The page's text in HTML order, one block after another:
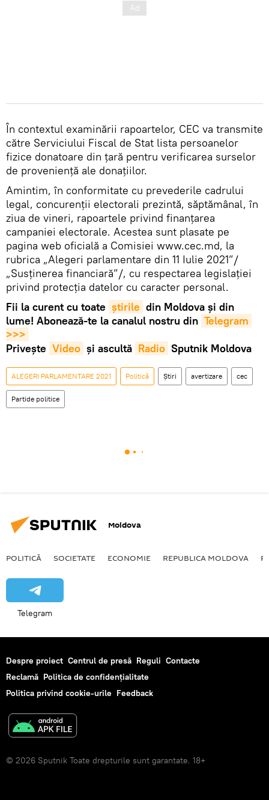
În contextul examinării rapoartelor, CEC va transmite
către Serviciului Fiscal de Stat lista persoanelor
fizice donatoare din țară pentru verificarea surselor
de proveniență ale donațiilor.
Amintim, în conformitate cu prevederile cadrului
legal, concurenții electorali prezintă, săptămânal, în
ziua de vineri, rapoartele privind finanțarea
campaniei electorale. Acestea sunt plasate pe
pagina web oficială a Comisiei www.cec.md, la
rubrica „Alegeri parlamentare din 11 Iulie 2021”/
„Susținerea financiară”/, cu respectarea legislației
privind protecția datelor cu caracter personal.
Fii la curent cu toate știrile din Moldova și din
lume! Abonează-te la canalul nostru din Telegram
>>>
Privește Video și ascultă Radio Sputnik Moldova
ALEGERI PARLAMENTARE 2021 Politică Știri avertizare cec
Partide politice
Moldova
POLITICĂ SOCIETATE ECONOMIE REPUBLICA MOLDOVA
Telegram
Despre proiect Centrul de presă Reguli Contacte
Reclamă Politica de confidențialitate
Politica privind cookie-urile Feedback
© 2026 Sputnik Toate drepturile sunt garantate. 18+